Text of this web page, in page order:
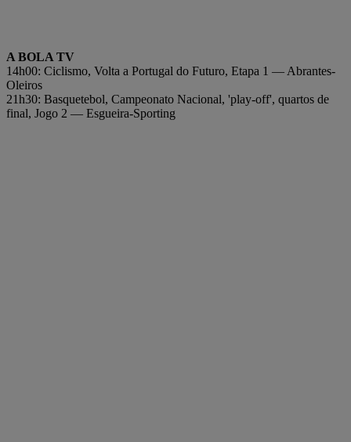
A BOLA TV
14h00: Ciclismo, Volta a Portugal do Futuro, Etapa 1 — Abrantes-
Oleiros
21h30: Basquetebol, Campeonato Nacional, 'play-off', quartos de
final, Jogo 2 — Esgueira-Sporting